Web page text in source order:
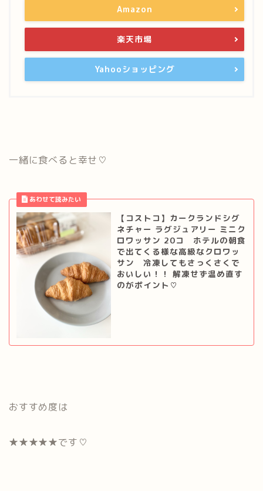
Amazon
楽天市場
Yahooショッピング
一緒に食べると幸せ♡
【コストコ】カークランドシグ
ネチャー ラグジュアリー ミニク
ロワッサン 20コ ホテルの朝食
で出てくる様な高級なクロワッ
サン 冷凍してもさっくさくで
おいしい！！ 解凍せず温め直す
のがポイント♡
おすすめ度は
★★★★★です♡